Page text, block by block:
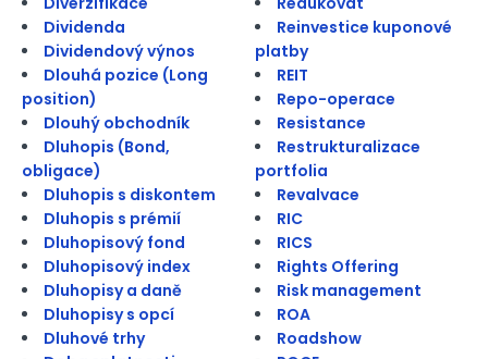
Dividenda
Dividendový výnos
Dlouhá pozice (Long
position)
Dlouhý obchodník
Dluhopis (Bond,
obligace)
Dluhopis s diskontem
Dluhopis s prémií
Dluhopisový fond
Dluhopisový index
Dluhopisy a daně
Dluhopisy s opcí
Dluhové trhy
Reinvestice kuponové
platby
REIT
Repo-operace
Resistance
Restrukturalizace
portfolia
Revalvace
RIC
RICS
Rights Offering
Risk management
ROA
Roadshow